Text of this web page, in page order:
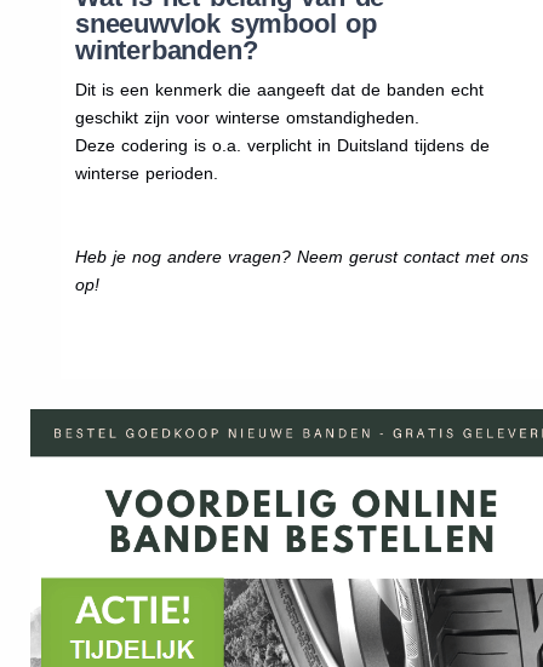
sneeuwvlok symbool op
winterbanden?
Dit is een kenmerk die aangeeft dat de banden echt
geschikt zijn voor winterse omstandigheden.
Deze codering is o.a. verplicht in Duitsland tijdens de
winterse perioden.
Heb je nog andere vragen? Neem gerust contact met ons
op!